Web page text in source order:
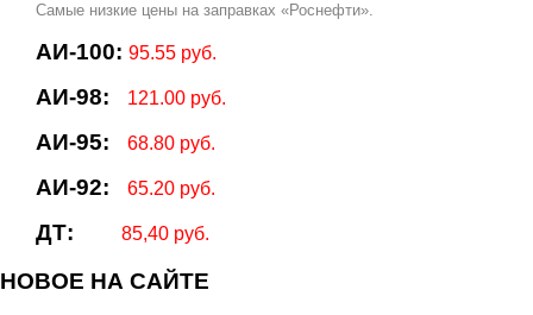
Самые низкие цены на заправках «Роснефти».
АИ-100: 95.55 руб.
АИ-98: 121.00 руб.
АИ-95: 68.80 руб.
АИ-92: 65.20 руб.
ДТ: 85,40 руб.
НОВОЕ НА САЙТЕ